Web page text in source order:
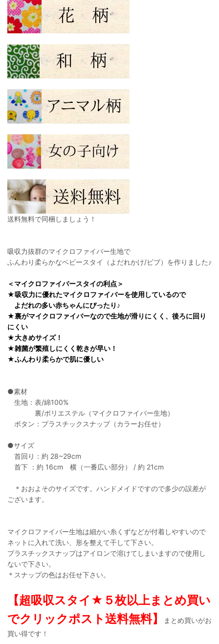
送料無料で同梱しましょう！
吸収力抜群のマイクロファイバー生地で
ふんわり柔らかなベビースタイ（よだれかけ/ビブ）を作りました♪
＜マイクロファイバースタイの利点＞
★吸収力に優れたマイクロファイバーを使用しているので
よだれの多い赤ちゃんにぴったり♪
★裏がマイクロファイバーなので生地が滑りにくく、後ろに回り
にくい
★大きめサイズ！
★雑菌が繁殖しにくく乾きが早い！
★ふんわり柔らかで肌に優しい
●素材
生地：表/綿100%
裏/ポリエステル（マイクロファイバー生地）
ボタン：プラスチックスナップ（カラーお任せ）
●サイズ
首回り：約 28~29cm
首下 ：約 16cm 横（一番広い部分） / 約 21cm
＊おおよそのサイズです。ハンドメイドですので多少の誤差が
ございます。
マイクロファイバー生地は細かい糸くずなどが付着しやすいので
ネットに入れて洗い、形を整えて干して下さい。
プラスチックスナップはアイロンで溶けてしまいますので使用し
ないで下さい。
＊スナップの色はお任せ下さい。
【超吸収スタイ★５枚以上まとめ買い
でクリックポスト送料無料】
まとめ買いがお
買い得です！